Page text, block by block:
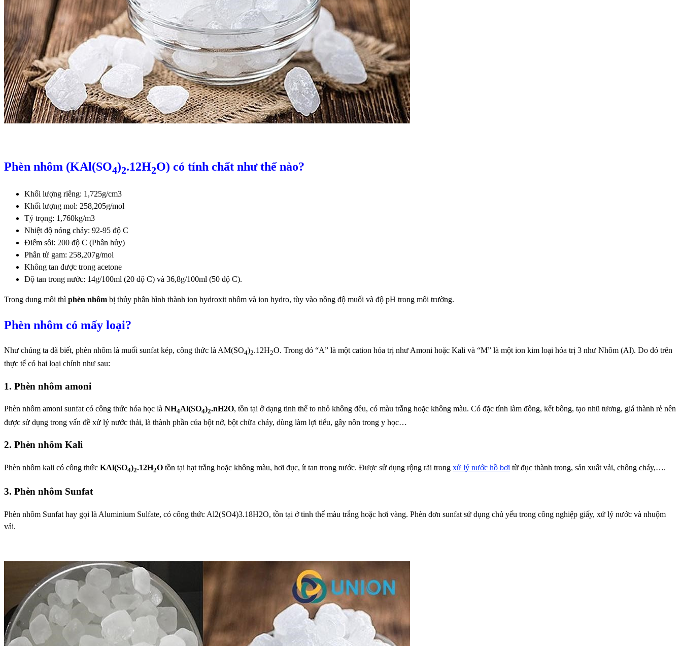
Phèn nhôm (KAl(SO4)2.12H2O) có tính chất như thế nào?
Khối lượng riêng: 1,725g/cm3
Khối lượng mol: 258,205g/mol
Tỷ trọng: 1,760kg/m3
Nhiệt độ nóng chảy: 92-95 độ C
Điểm sôi: 200 độ C (Phân hủy)
Phân tử gam: 258,207g/mol
Không tan được trong acetone
Độ tan trong nước: 14g/100ml (20 độ C) và 36,8g/100ml (50 độ C).
Trong dung môi thì phèn nhôm bị thủy phân hình thành ion hydroxit nhôm và ion hydro, tùy vào nồng độ muối và độ pH trong môi trường.
Phèn nhôm có mấy loại?
Như chúng ta đã biết, phèn nhôm là muối sunfat kép, công thức là AM(SO4)2.12H2O. Trong đó “A” là một cation hóa trị như Amoni hoặc Kali và “M” là một ion kim loại hóa trị 3 như Nhôm (Al). Do đó trên
thực tế có hai loại chính như sau:
1. Phèn nhôm amoni
Phèn nhôm amoni sunfat có công thức hóa học là NH4Al(SO4)2.nH2O, tồn tại ở dạng tinh thể to nhỏ không đều, có màu trắng hoặc không màu. Có đặc tính làm đông, kết bông, tạo nhũ tương, giá thành rẻ nên
được sử dụng trong vấn đề xử lý nước thải, là thành phần của bột nở, bột chữa cháy, dùng làm lợi tiểu, gây nôn trong y học…
2. Phèn nhôm Kali
Phèn nhôm kali có công thức KAl(SO4)2.12H2O tồn tại hạt trắng hoặc không màu, hơi đục, ít tan trong nước. Được sử dụng rộng rãi trong xử lý nước hồ bơi từ đục thành trong, sản xuất vải, chống cháy,….
3. Phèn nhôm Sunfat
Phèn nhôm Sunfat hay gọi là Aluminium Sulfate, có công thức Al2(SO4)3.18H2O, tồn tại ở tinh thể màu trắng hoặc hơi vàng. Phèn đơn sunfat sử dụng chủ yếu trong công nghiệp giấy, xử lý nước và nhuộm
vải.